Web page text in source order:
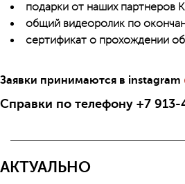
подарки от наших партнеров
общий видеоролик по
сертификат о прохождении
Заявки принимаются в instagram
Справки по телефону +7
АКТУАЛЬНО